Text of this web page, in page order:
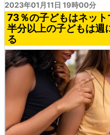
2023年01月11日 19時00分
73％の子どもはネッ
半分以上の子どもは週
る